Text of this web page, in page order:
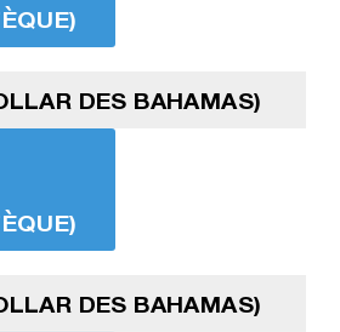
DES BAHAMAS)
DES BAHAMAS)